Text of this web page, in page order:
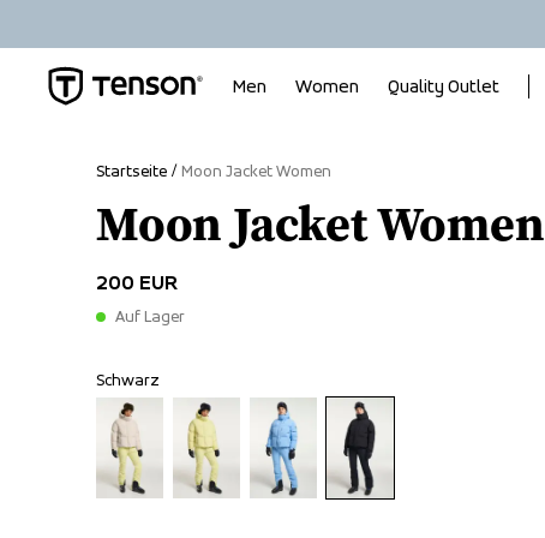
Men Women Quality Outlet
Startseite Moon Jacket Women
Moon Jacket Women
200 EUR
Auf Lager
Schwarz